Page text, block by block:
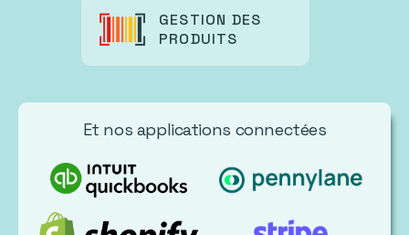
GESTION DES
PRODUITS
Et nos applications connectées